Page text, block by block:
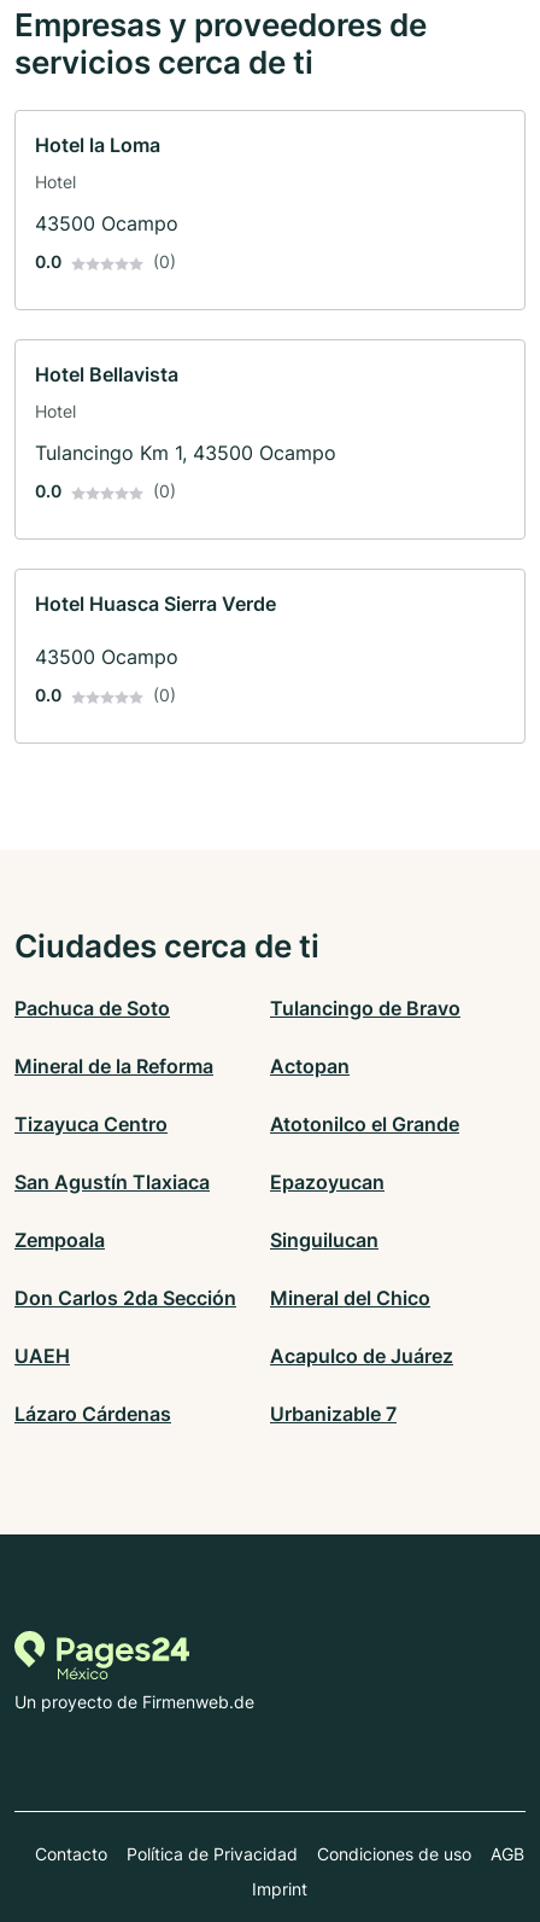
Empresas y proveedores de
servicios cerca de ti
Hotel la Loma
Hotel
43500 Ocampo
0.0 (0)
Hotel Bellavista
Hotel
Tulancingo Km 1, 43500 Ocampo
0.0 (0)
Hotel Huasca Sierra Verde
43500 Ocampo
0.0 (0)
Ciudades cerca de ti
Pachuca de Soto Tulancingo de Bravo
Mineral de la Reforma Actopan
Tizayuca Centro Atotonilco el Grande
San Agustín Tlaxiaca Epazoyucan
Zempoala Singuilucan
Don Carlos 2da Sección Mineral del Chico
UAEH Acapulco de Juárez
Lázaro Cárdenas Urbanizable 7
Un proyecto de Firmenweb.de
Contacto Política de Privacidad Condiciones de uso
AGB
Imprint